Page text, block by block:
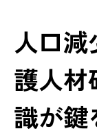
人口減
護人材
識が鍵